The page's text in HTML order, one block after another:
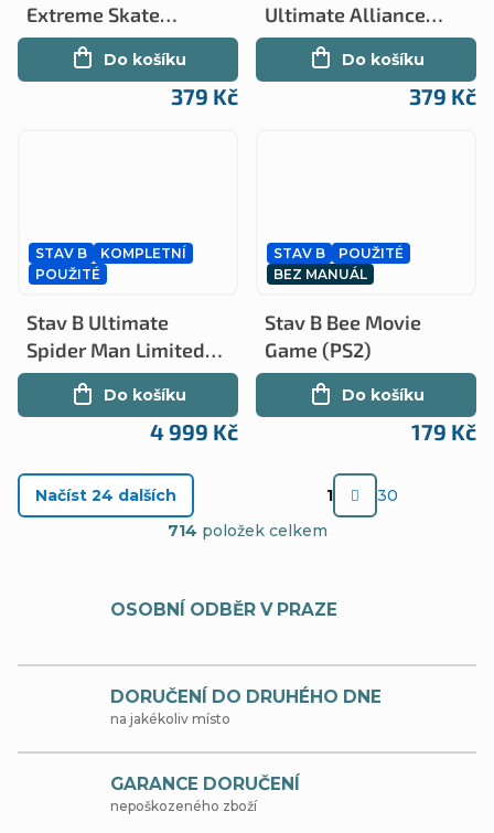
Extreme Skate
Adventure kompletní
(PS2)
379 Kč
Do košíku
Ultimate Alliance
(PS2)
379 Kč
Do košíku
STAV B
KOMPLETNÍ
POUŽITÉ
Stav B Ultimate
Spider Man Limited
Edition kompletní
(PS2)
4 999 Kč
Do košíku
STAV B
POUŽITÉ
BEZ MANUÁL
Stav B Bee Movie
Game (PS2)
179 Kč
Do košíku
O
l
d
a
c
í
p
Načíst 24 dalších
S
t
o
á
1
30
714 položek celkem
OSOBNÍ ODBĚR V PRAZE
DORUČENÍ DO DRUHÉHO DNE
na jakékoliv místo
GARANCE DORUČENÍ
nepoškozeného zboží